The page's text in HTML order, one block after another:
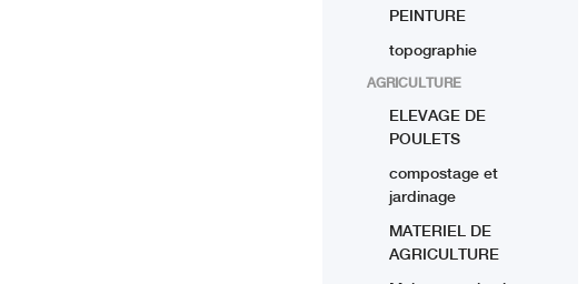
PEINTURE
topographie
AGRICULTURE
ELEVAGE DE
POULETS
compostage et
jardinage
MATERIEL DE
AGRICULTURE